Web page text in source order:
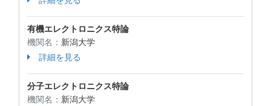
有機エレクトロニクス特論
機関名： 新潟大学
詳細を見る
分子エレクトロニクス特論
機関名： 新潟大学